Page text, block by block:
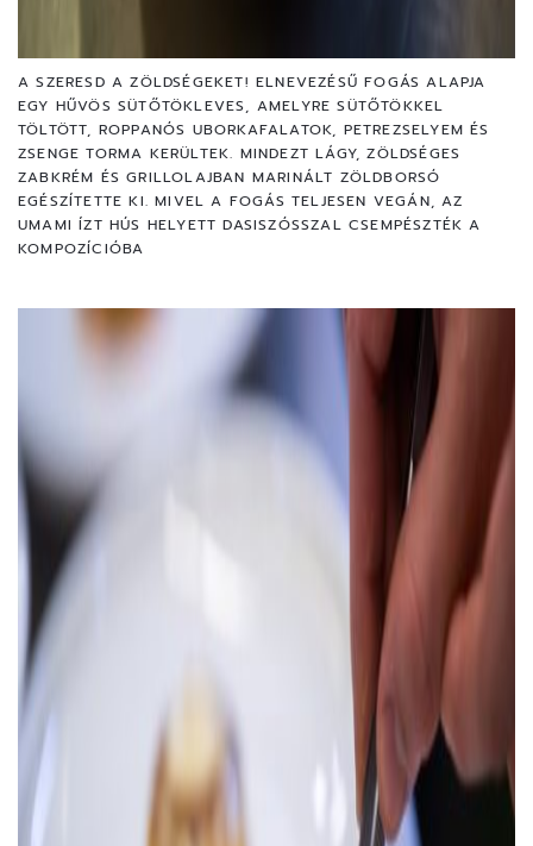
A SZERESD A ZÖLDSÉGEKET! ELNEVEZÉSŰ FOGÁS ALAPJA
EGY HŰVÖS SÜTŐTÖKLEVES, AMELYRE SÜTŐTÖKKEL
TÖLTÖTT, ROPPANÓS UBORKAFALATOK, PETREZSELYEM ÉS
ZSENGE TORMA KERÜLTEK. MINDEZT LÁGY, ZÖLDSÉGES
ZABKRÉM ÉS GRILLOLAJBAN MARINÁLT ZÖLDBORSÓ
EGÉSZÍTETTE KI. MIVEL A FOGÁS TELJESEN VEGÁN, AZ
UMAMI ÍZT HÚS HELYETT DASISZÓSSZAL CSEMPÉSZTÉK A
KOMPOZÍCIÓBA